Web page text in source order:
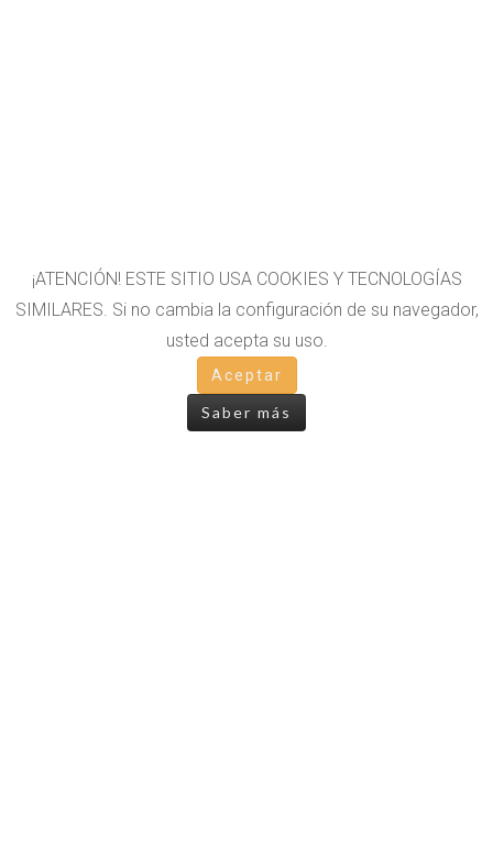
¡ATENCIÓN! ESTE SITIO USA COOKIES Y TECNOLOGÍAS
SIMILARES. Si no cambia la configuración de su navegador,
usted acepta su uso.
Aceptar
Saber más